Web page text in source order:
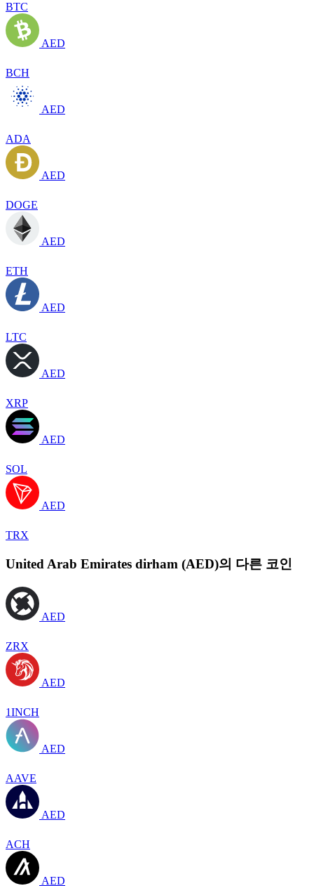
BTC
AED
BCH
AED
ADA
AED
DOGE
AED
ETH
AED
LTC
AED
XRP
AED
SOL
AED
TRX
United Arab Emirates dirham (AED)의 다른 코인
AED
ZRX
AED
1INCH
AED
AAVE
AED
ACH
AED